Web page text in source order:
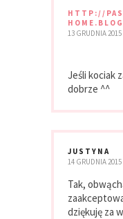
HTTP://
13 GRUDNIA 2015
Jeśli kociak
dobrze ^^
JUSTYNA
14 GRUDNIA 2015
Tak,
dziękuję za